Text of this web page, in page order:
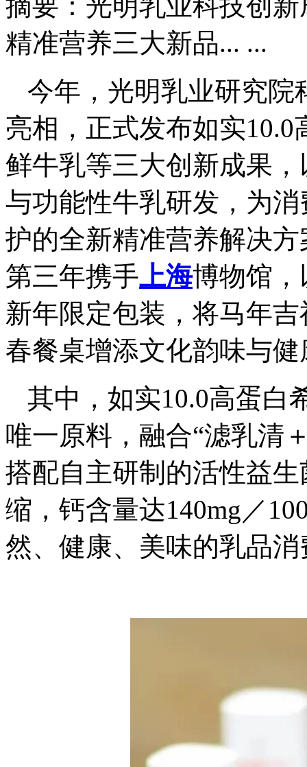
精准营养三大新品... ...
今年，光明乳业研究
亮相，正式发布如实
鲜牛乳等三大创新成果
与功能性牛乳研发，为
护的全新精准营养解决
第三年携手上海博物馆
新年限定包装，将马年
春餐桌增添文化韵味与
其中，如实10.0高蛋白
唯一原料，融合“滤乳清
搭配自主研制的活性益
缩，钙含量达140mg／
然、健康、美味的乳品